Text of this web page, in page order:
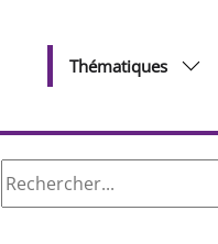
Thématiques
Rechercher :